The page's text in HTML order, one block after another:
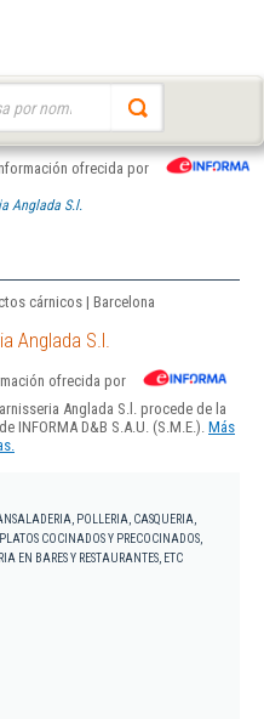
ofrecida por
Anglada S.l.
cárnicos | Barcelona
Anglada S.l.
ofrecida por
Anglada S.l. procede de la
INFORMA D&B S.A.U. (S.M.E.). Más
POLLERIA, CASQUERIA,
COCINADOS Y PRECOCINADOS,
EN BARES Y RESTAURANTES, ETC